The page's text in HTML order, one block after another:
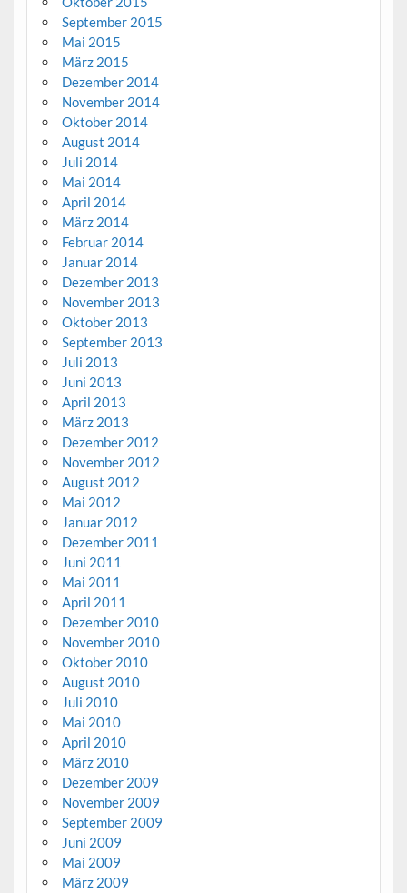
September 2015
Mai 2015
März 2015
Dezember 2014
November 2014
Oktober 2014
August 2014
Juli 2014
Mai 2014
April 2014
März 2014
Februar 2014
Januar 2014
Dezember 2013
November 2013
Oktober 2013
September 2013
Juli 2013
Juni 2013
April 2013
März 2013
Dezember 2012
November 2012
August 2012
Mai 2012
Januar 2012
Dezember 2011
Juni 2011
Mai 2011
April 2011
Dezember 2010
November 2010
Oktober 2010
August 2010
Juli 2010
Mai 2010
April 2010
März 2010
Dezember 2009
November 2009
September 2009
Juni 2009
Mai 2009
März 2009